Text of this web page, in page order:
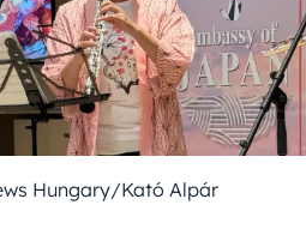
Hungary/Kató Alpár